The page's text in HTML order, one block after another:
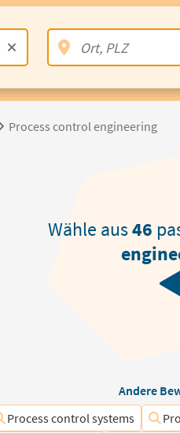
Process control engineering
Wähle aus46
Andere
Process control systems